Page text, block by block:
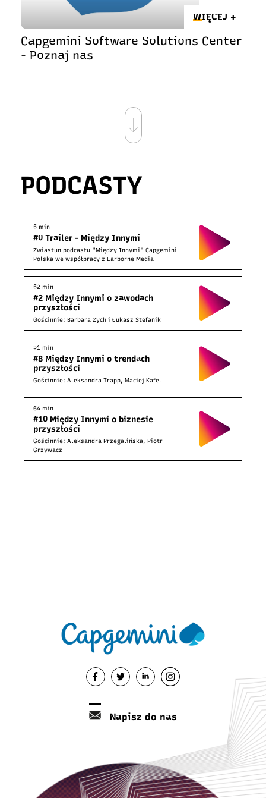
WIĘCEJ +
Capgemini Software Solutions Center
- Poznaj nas
PODCASTY
5 min
#0 Trailer - Między Innymi
Zwiastun podcastu "Między Innymi" Capgemini
Polska we współpracy z Earborne Media
52 min
#2 Między Innymi o zawodach
przyszłości
Gościnnie: Barbara Zych i Łukasz Stefanik
51 min
#8 Między Innymi o trendach
przyszłości
Gościnnie: Aleksandra Trapp, Maciej Kafel
64 min
#10 Między Innymi o biznesie
przyszłości
Gościnnie: Aleksandra Przegalińska, Piotr
Grzywacz
Napisz do nas